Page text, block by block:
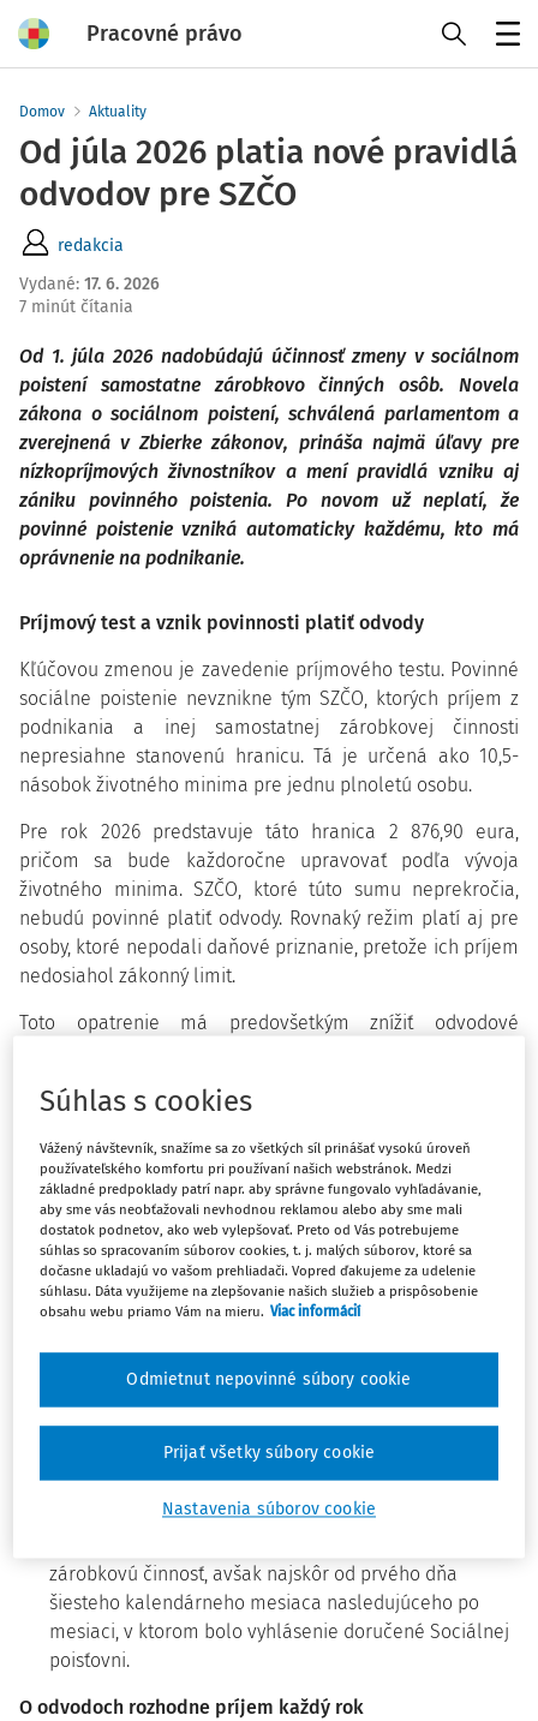
Pracovné právo
Domov Aktuality
Od júla 2026 platia nové pravidlá
odvodov pre SZČO
redakcia
Vydané: 17. 6. 2026
7 minút čítania
Od 1. júla 2026 nadobúdajú účinnosť zmeny v sociálnom
poistení samostatne zárobkovo činných osôb. Novela
zákona o sociálnom poistení, schválená parlamentom a
zverejnená v Zbierke zákonov, prináša najmä úľavy pre
nízkopríjmových živnostníkov a mení pravidlá vzniku aj
zániku povinného poistenia. Po novom už neplatí, že
povinné poistenie vzniká automaticky každému, kto má
oprávnenie na podnikanie.
Príjmový test a vznik povinnosti platiť odvody
Kľúčovou zmenou je zavedenie príjmového testu. Povinné
sociálne poistenie nevznikne tým SZČO, ktorých príjem z
podnikania a inej samostatnej zárobkovej činnosti
nepresiahne stanovenú hranicu. Tá je určená ako 10,5-
násobok životného minima pre jednu plnoletú osobu.
Pre rok 2026 predstavuje táto hranica 2 876,90 eura,
pričom sa bude každoročne upravovať podľa vývoja
životného minima. SZČO, ktoré túto sumu neprekročia,
nebudú povinné platiť odvody. Rovnaký režim platí aj pre
osoby, ktoré nepodali daňové priznanie, pretože ich príjem
nedosiahol zákonný limit.
Toto opatrenie má predovšetkým znížiť odvodové
Odvodové prázdniny pre nových podnikateľov
Novela zavádza aj tzv. odvodové prázdniny. Začínajúce
SZČO nebudú počas prvých mesiacov podnikania platiť
sociálne odvody. Povinné poistenie im vznikne až po
uplynutí šiestich mesiacov od začiatku podnikania.
Následne budú spočiatku platiť nižšie poistné –v roku
2026 je to 131,34 eura mesačne
Povinné poistenie SZČO vzniká od prvého dňa šiesteho
mesiaca nasledujúceho po mesiaci, od ktorého SZČO:
je oprávnená na výkon alebo na prevádzkovanie
podnikania a inej samostatnej zárobkovej činnosti,
zárobkovú činnosť, avšak najskôr od prvého dňa
šiesteho kalendárneho mesiaca nasledujúceho po
mesiaci, v ktorom bolo vyhlásenie doručené Sociálnej
poisťovni.
O odvodoch rozhodne príjem každý rok
Súhlas s cookies
Vážený návštevník, snažíme sa zo všetkých síl prinášať vysokú úroveň
používateľského komfortu pri používaní našich webstránok. Medzi
základné predpoklady patrí napr. aby správne fungovalo vyhľadávanie,
aby sme vás neobťažovali nevhodnou reklamou alebo aby sme mali
dostatok podnetov, ako web vylepšovať. Preto od Vás potrebujeme
súhlas so spracovaním súborov cookies, t. j. malých súborov, ktoré sa
dočasne ukladajú vo vašom prehliadači. Vopred ďakujeme za udelenie
súhlasu. Dáta využijeme na zlepšovanie našich služieb a prispôsobenie
obsahu webu priamo Vám na mieru. Viac informácií
Nastavenia súborov cookie
Odmietnut nepovinné súbory cookie
Prijať všetky súbory cookie